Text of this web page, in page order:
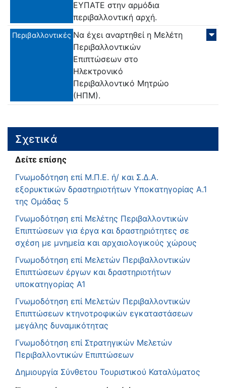
ΕΥΠΑΤΕ στην αρμόδια
περιβαλλοντική αρχή.
Περιβαλλοντικές Να έχει αναρτηθεί η Μελέτη
Περιβαλλοντικών
Επιπτώσεων στο
Ηλεκτρονικό
Περιβαλλοντικό Μητρώο
(ΗΠΜ).
Σχετικά
Δείτε επίσης
Γνωμοδότηση επί Μ.Π.Ε. ή/ και Σ.Δ.Α.
εξορυκτικών δραστηριοτήτων Υποκατηγορίας Α.1
της Ομάδας 5
Γνωμοδότηση επί Μελέτης Περιβαλλοντικών
Επιπτώσεων για έργα και δραστηριότητες σε
σχέση με μνημεία και αρχαιολογικούς χώρους
Γνωμοδότηση επί Μελετών Περιβαλλοντικών
Επιπτώσεων έργων και δραστηριοτήτων
υποκατηγορίας Α1
Γνωμοδότηση επί Μελετών Περιβαλλοντικών
Επιπτώσεων κτηνοτροφικών εγκαταστάσεων
μεγάλης δυναμικότητας
Γνωμοδότηση επί Στρατηγικών Μελετών
Περιβαλλοντικών Επιπτώσεων
Δημιουργία Σύνθετου Τουριστικού Καταλύματος